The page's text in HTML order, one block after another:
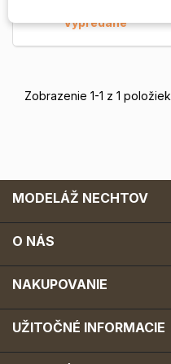
Vypredané
Zobrazenie 1-1 z 1 položiek
MODELÁŽ NECHTOV
O NÁS
NAKUPOVANIE
UŽITOČNÉ INFORMACIE